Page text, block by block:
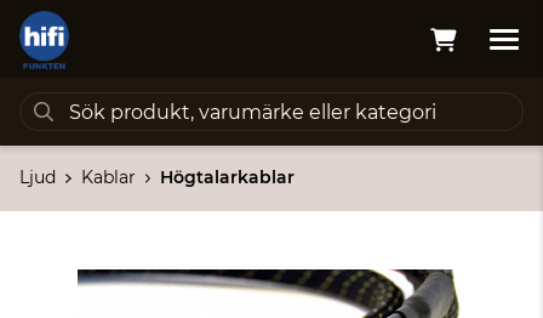
Ljud Kablar Högtalarkablar